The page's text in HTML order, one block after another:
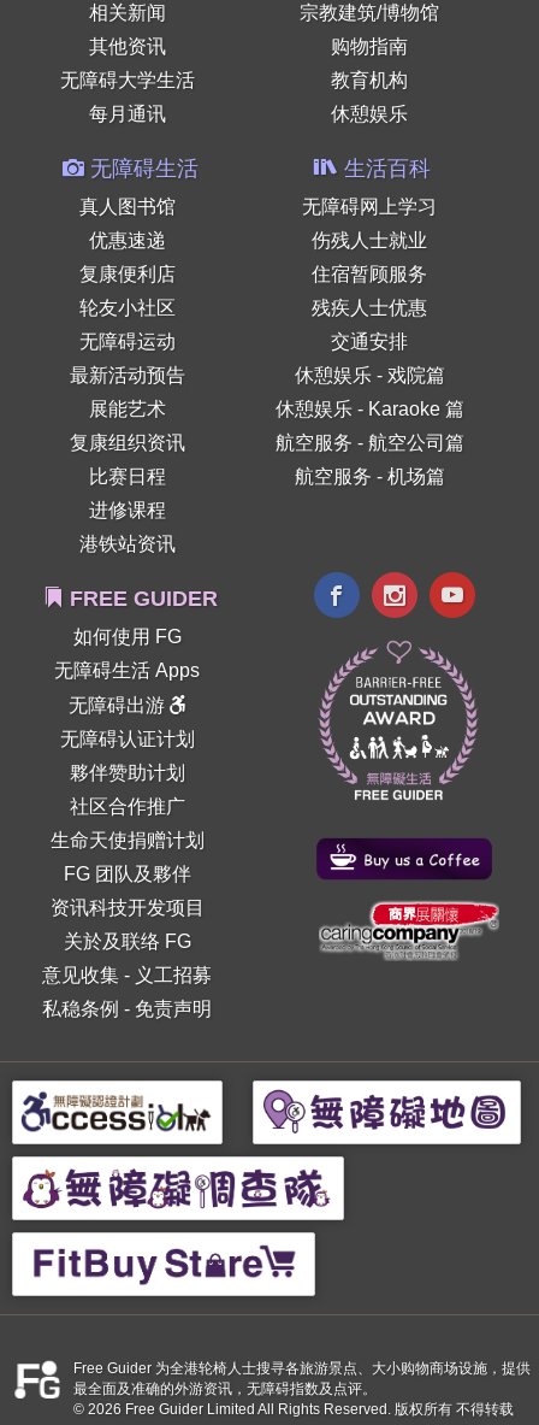
相关新闻
其他资讯
无障碍大学生活
每月通讯
宗教建筑/博物馆
购物指南
教育机构
休憩娱乐
无障碍生活
真人图书馆
优惠速递
复康便利店
轮友小社区
无障碍运动
最新活动预告
展能艺术
复康组织资讯
比赛日程
进修课程
港铁站资讯
生活百科
无障碍网上学习
伤残人士就业
住宿暂顾服务
残疾人士优惠
交通安排
休憩娱乐 - 戏院篇
休憩娱乐 - Karaoke 篇
航空服务 - 航空公司篇
航空服务 - 机场篇
FREE GUIDER
如何使用 FG
无障碍生活 Apps
无障碍出游
无障碍认证计划
夥伴赞助计划
社区合作推广
生命天使捐赠计划
FG 团队及夥伴
资讯科技开发项目
关於及联络 FG
意见收集 - 义工招募
私稳条例 - 免责声明
Free Guider 为全港轮椅人士搜寻各旅游景点、大小购物商场设施，提供
最全面及准确的外游资讯，无障碍指数及点评。
© 2026 Free Guider Limited All Rights Reserved. 版权所有 不得转载